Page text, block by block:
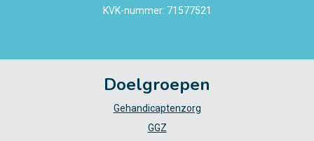
KVK-nummer: 71577521
Doelgroepen
Gehandicaptenzorg
GGZ